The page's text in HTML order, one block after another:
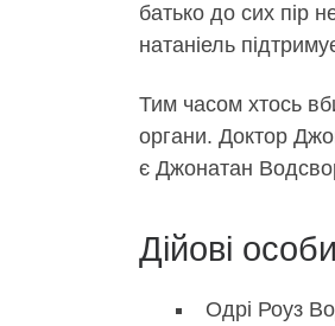
батько до сих пір
натаніель
Тим часом хтось
органи. Доктор
є Джонатан
Дійові
Одрі Роуз